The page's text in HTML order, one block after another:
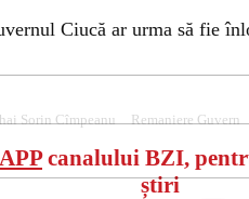
Ciucă ar urma să fie
Sorin Cîmpeanu Remaniere Guvern
canalului BZI,
știri